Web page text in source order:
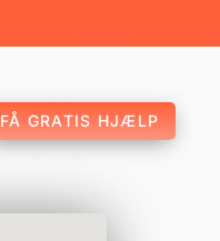
FÅ GRATIS HJÆLP